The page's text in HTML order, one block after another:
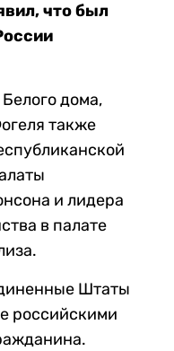
что был
дома,
также
и лидера
в палате
Штаты
российскими